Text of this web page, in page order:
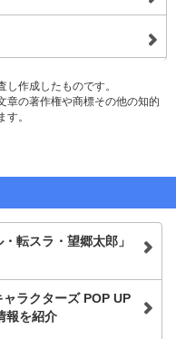
作成したものです。
章の著作権や商標その他の知的
。
転スラ・望郷太郎」
ラクターズ POP UP
報を紹介